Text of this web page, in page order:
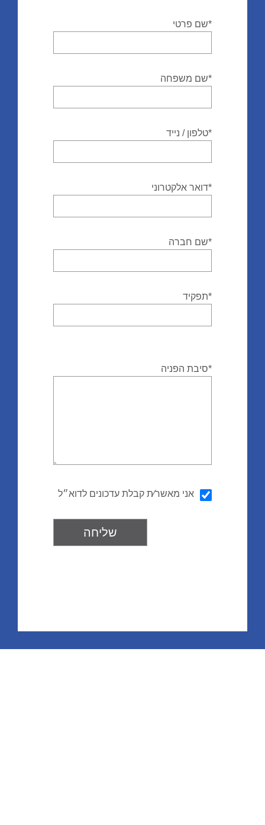
*שם פרטי
*שם משפחה
*טלפון / נייד
*דואר אלקטרוני
*שם חברה
*תפקיד
*סיבת הפניה
הודעהאני מאשר∕ת קבלת עדכונים לדוא״ל